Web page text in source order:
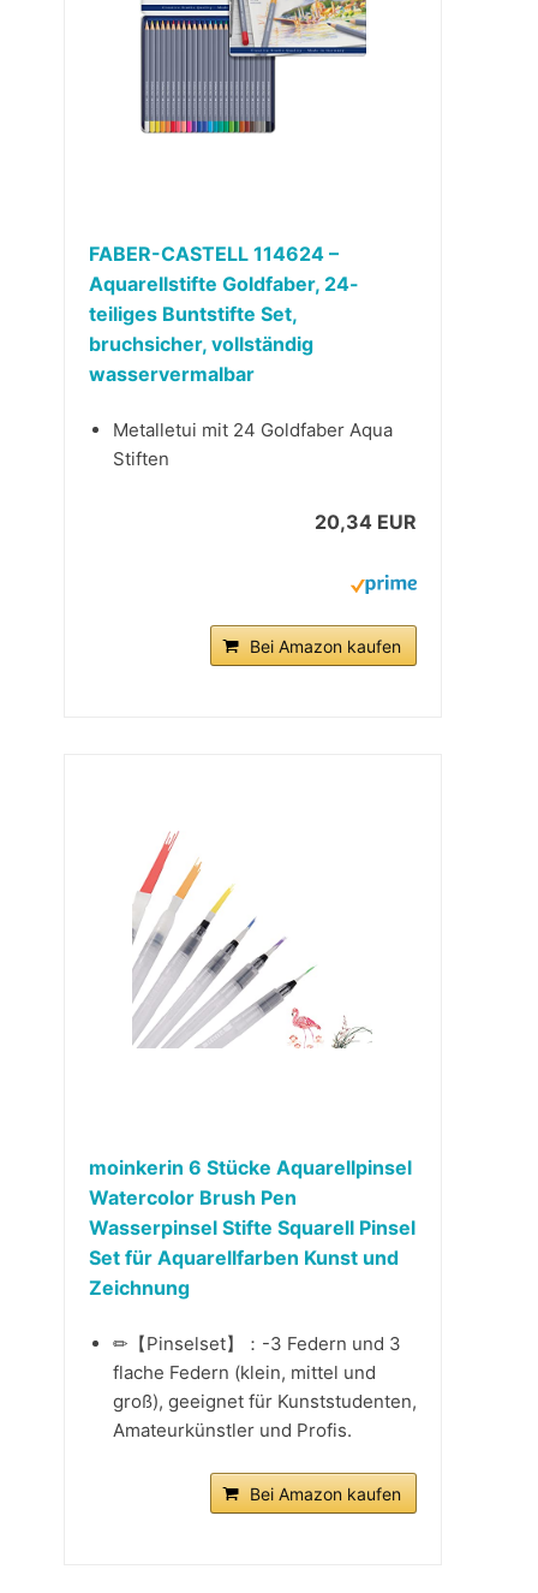
FABER-CASTELL 114624 –
Aquarellstifte Goldfaber, 24-
teiliges Buntstifte Set,
bruchsicher, vollständig
wasservermalbar
Metalletui mit 24 Goldfaber Aqua
Stiften
20,34 EUR
Bei Amazon kaufen
moinkerin 6 Stücke Aquarellpinsel
Watercolor Brush Pen
Wasserpinsel Stifte Squarell Pinsel
Set für Aquarellfarben Kunst und
Zeichnung
✏【Pinselset】：-3 Federn und 3
flache Federn (klein, mittel und
groß), geeignet für Kunststudenten,
Amateurkünstler und Profis.
Bei Amazon kaufen